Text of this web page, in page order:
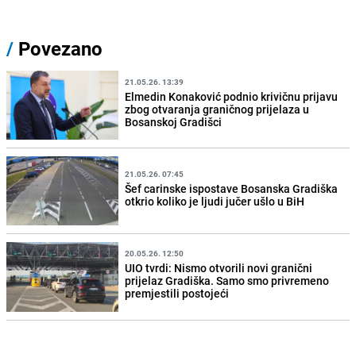
/ Povezano
21.05.26. 13:39
Elmedin Konaković podnio krivičnu prijavu
zbog otvaranja graničnog prijelaza u
Bosanskoj Gradišci
21.05.26. 07:45
Šef carinske ispostave Bosanska Gradiška
otkrio koliko je ljudi jučer ušlo u BiH
20.05.26. 12:50
UIO tvrdi: Nismo otvorili novi granični
prijelaz Gradiška. Samo smo privremeno
premjestili postojeći